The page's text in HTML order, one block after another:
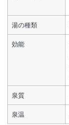
湯の種類
効能
泉質
泉温